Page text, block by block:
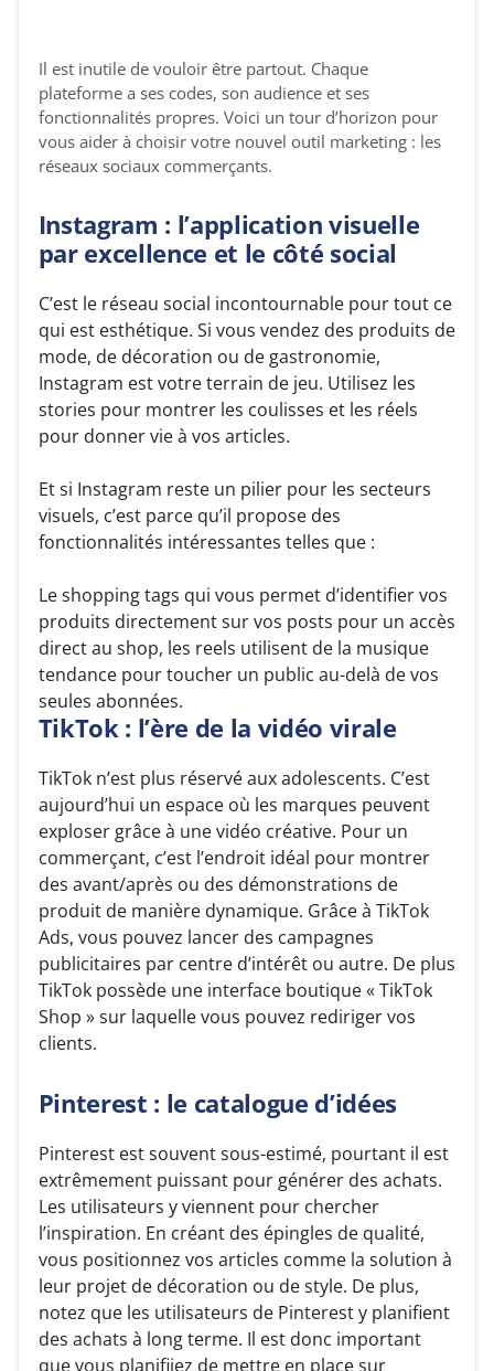
Il est inutile de vouloir être partout. Chaque
plateforme a ses codes, son audience et ses
fonctionnalités propres. Voici un tour d’horizon pour
vous aider à choisir votre nouvel outil marketing : les
réseaux sociaux commerçants.
Instagram : l’application visuelle
par excellence et le côté social
C’est le réseau social incontournable pour tout ce
qui est esthétique. Si vous vendez des produits de
mode, de décoration ou de gastronomie,
Instagram est votre terrain de jeu. Utilisez les
stories pour montrer les coulisses et les réels
pour donner vie à vos articles.
Et si Instagram reste un pilier pour les secteurs
visuels, c’est parce qu’il propose des
fonctionnalités intéressantes telles que :
Le shopping tags qui vous permet d’identifier vos
produits directement sur vos posts pour un accès
direct au shop, les reels utilisent de la musique
tendance pour toucher un public au-delà de vos
seules abonnées.
TikTok : l’ère de la vidéo virale
TikTok n’est plus réservé aux adolescents. C’est
aujourd’hui un espace où les marques peuvent
exploser grâce à une vidéo créative. Pour un
commerçant, c’est l’endroit idéal pour montrer
des avant/après ou des démonstrations de
produit de manière dynamique. Grâce à TikTok
Ads, vous pouvez lancer des campagnes
publicitaires par centre d’intérêt ou autre. De plus
TikTok possède une interface boutique « TikTok
Shop » sur laquelle vous pouvez rediriger vos
clients.
Pinterest : le catalogue d’idées
Pinterest est souvent sous-estimé, pourtant il est
extrêmement puissant pour générer des achats.
Les utilisateurs y viennent pour chercher
l’inspiration. En créant des épingles de qualité,
vous positionnez vos articles comme la solution à
leur projet de décoration ou de style. De plus,
notez que les utilisateurs de Pinterest y planifient
des achats à long terme. Il est donc important
que vous planifiiez de mettre en place sur